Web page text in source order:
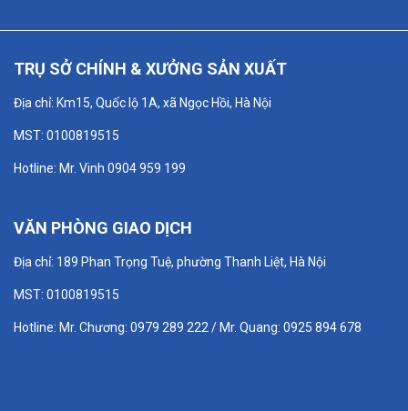
TRỤ SỞ CHÍNH & XƯỞNG SẢN XUẤT
Địa chỉ: Km15, Quốc lộ 1A, xã Ngọc Hồi, Hà Nội
MST: 0100819515
Hotline: Mr. Vinh 0904 959 199
VĂN PHÒNG GIAO DỊCH
Địa chỉ: 189 Phan Trọng Tuệ, phường Thanh Liệt, Hà Nội
MST: 0100819515
Hotline: Mr. Chương: 0979 289 222 / Mr. Quang: 0925 894 678